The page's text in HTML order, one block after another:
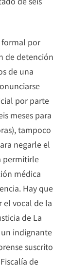
formal por
de detención
de una
por parte
meses para
tampoco
negarle el
permitirle
médica
Hay que
el vocal de la
de La
un indignante
suscrito
de